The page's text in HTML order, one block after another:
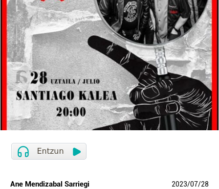
Ane Mendizabal Sarriegi 2023/07/28